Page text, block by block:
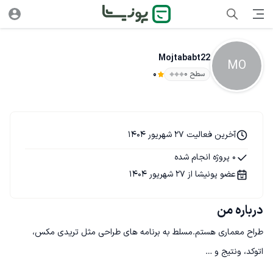
MO
Mojtababt22
سطح ۰ 0
درباره من
طراح معماری هستم.مسلط به برنامه های طراحی مثل تریدی مکس،
آخرین فعالیت 27 شهریور 1404
0 پروژه انجام شده
عضو پونیشا از 27 شهریور 1404